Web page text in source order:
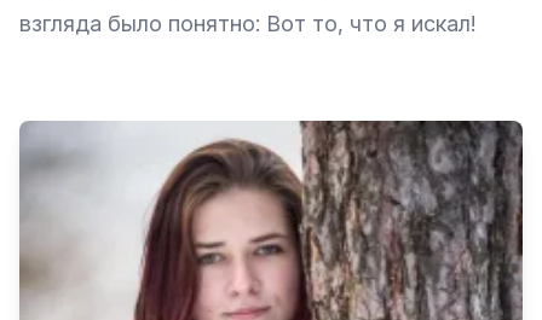
взгляда было понятно: Вот то, что я искал!